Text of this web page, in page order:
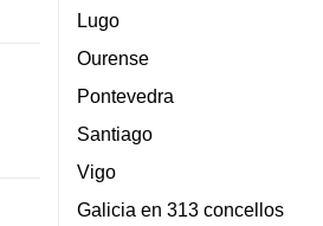
Lugo
Ourense
Pontevedra
Santiago
Vigo
Galicia en 313 concellos